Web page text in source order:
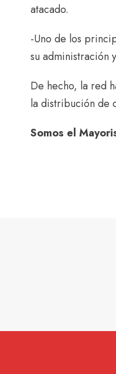
atacado.
-Uno de los
su administración
De hecho, la red
la distribución de
Somos el